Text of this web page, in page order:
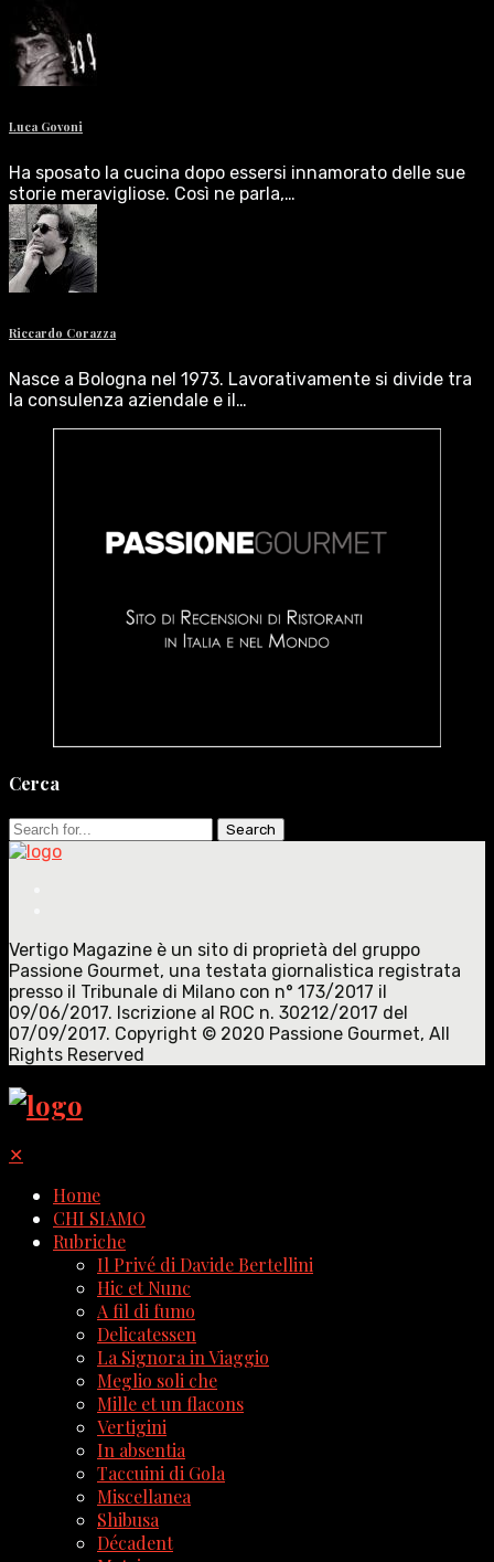
Luca Govoni
Ha sposato la cucina dopo essersi innamorato delle sue
storie meravigliose. Così ne parla,…
Riccardo Corazza
Nasce a Bologna nel 1973. Lavorativamente si divide tra
la consulenza aziendale e il…
Cerca
Search
for:
Vertigo Magazine è un sito di proprietà del gruppo
Passione Gourmet, una testata giornalistica registrata
presso il Tribunale di Milano con n° 173/2017 il
09/06/2017. Iscrizione al ROC n. 30212/2017 del
07/09/2017. Copyright © 2020 Passione Gourmet, All
Rights Reserved
✕
Home
CHI SIAMO
Rubriche
Il Privé di Davide Bertellini
Hic et Nunc
A fil di fumo
Delicatessen
La Signora in Viaggio
Meglio soli che
Mille et un flacons
Vertigini
In absentia
Taccuini di Gola
Miscellanea
Shibusa
Décadent